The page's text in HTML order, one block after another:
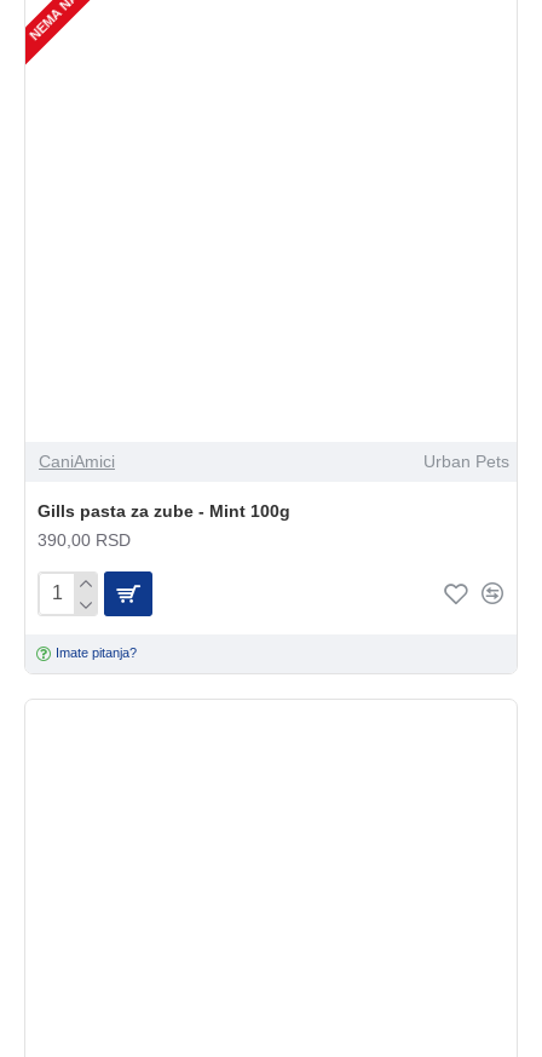
CaniAmici Urban Pets
Gills pasta za zube - Mint 100g
390,00 RSD
Imate pitanja?